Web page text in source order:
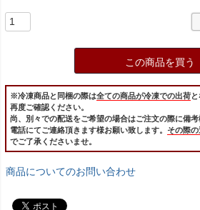
この商品を買う
※冷凍商品と同梱の際は全ての商品が冷凍での出荷
再度ご確認ください。
尚、別々での配送をご希望の場合はご注文の際に備
電話にてご連絡頂きます様お願い致します。 その際
でご了承くださいませ。
商品についてのお問い合わせ